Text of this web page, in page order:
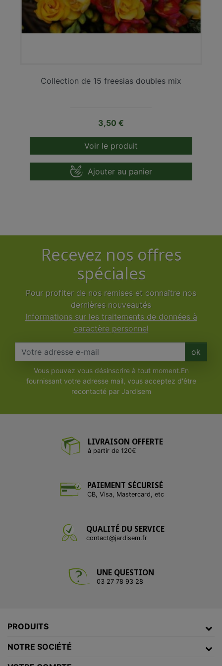
Collection de 15 freesias doubles mix
Prix
3,50 €
Voir le produit
Ajouter au panier
Recevez nos offres
spéciales
Pour profiter de nos remises et connaître nos
dernières nouveautés
Informations sur les traitements de données à
caractère personnel
ok
Vous pouvez vous désinscrire à tout moment.En
fournissant votre adresse mail, vous acceptez d'être
recontacté par Jardisem
LIVRAISON OFFERTE
à partir de 120€
PAIEMENT SÉCURISÉ
CB, Visa, Mastercard, etc
QUALITÉ DU SERVICE
contact@jardisem.fr
UNE QUESTION
03 27 78 93 28
PRODUITS
NOTRE SOCIÉTÉ